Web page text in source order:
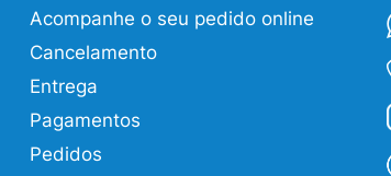
Acompanhe o seu pedido online
Cancelamento
Entrega
Pagamentos
Pedidos